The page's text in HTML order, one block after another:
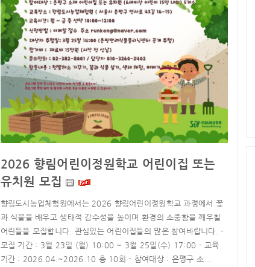
2026 향림어린이정원학교 어린이집 또는
유치원 모집
향림도시농업체험원에서는 2026 향림어린이정원학교 과정에서 꽃
과 식물을 배우고 생태적 감수성을 높이며 환경의 소중함을 깨우칠
어린들을 모집합니다. 관심있는 어린이집들의 많은 참여바랍니다. -
모집 기간 : 3월 23일 (월) 10:00 ~ 3월 25일(수) 17:00 - 교육
기간 : 2026.04.~2026.10 총 10회 - 참여대상 : 은평구 소...